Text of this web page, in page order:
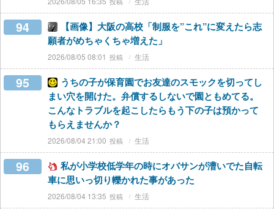
94
【画像】大阪の高校「制服を”これ”に変えたら志
願者がめちゃくちゃ増えた」
2026/08/05 08:01 生活
95
うちの子が保育園でお友達のスモックを切ってし
まい穴を開けた。弁償するしないで園ともめてる。
こんなトラブルを起こしたらもう下の子は預かって
もらえませんか？
2026/08/04 21:00 生活
96
私が小学校低学年の時にオバサンが漕いでた自転
車に思いっ切り轢かれた事があった
2026/08/04 13:35 生活